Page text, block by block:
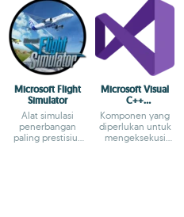
Microsoft Flight
Simulator
Alat simulasi
penerbangan
paling prestisius
Microsoft Visual
C++
Redistributable
Komponen yang
diperlukan untuk
mengeksekusi